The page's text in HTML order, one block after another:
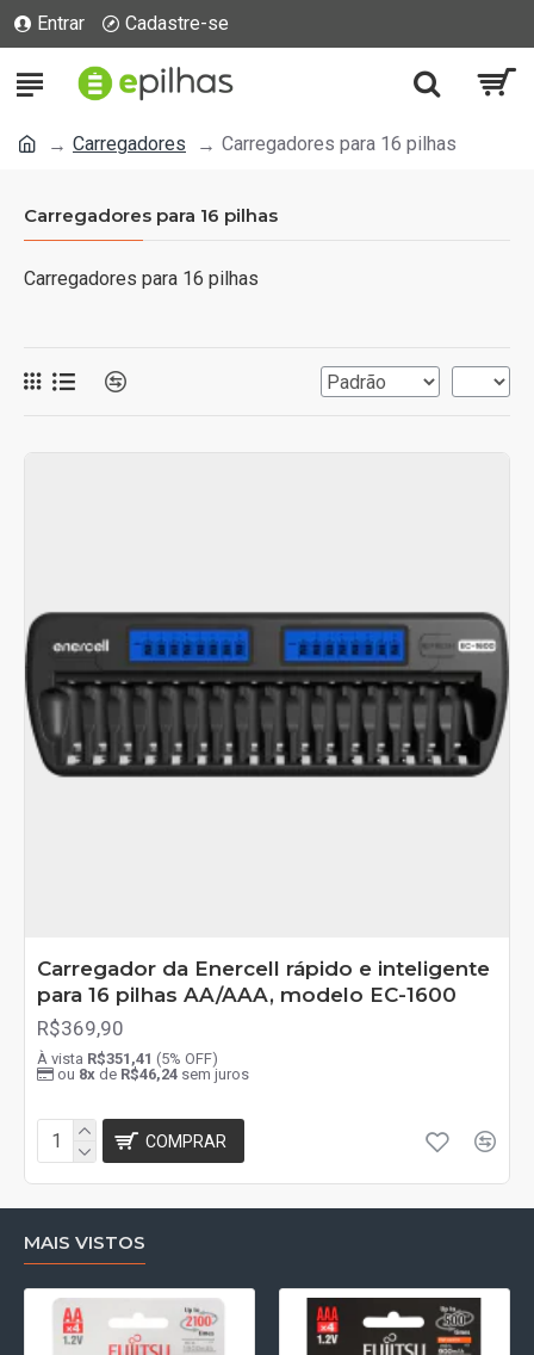
Entrar Cadastre-se
Carregadores Carregadores para 16 pilhas
Carregadores para 16 pilhas
Carregadores para 16 pilhas
Carregador da Enercell rápido e inteligente
para 16 pilhas AA/AAA, modelo EC-1600
R$369,90
À vista R$351,41 (5% OFF)
ou 8x de R$46,24 sem juros
COMPRAR
MAIS VISTOS